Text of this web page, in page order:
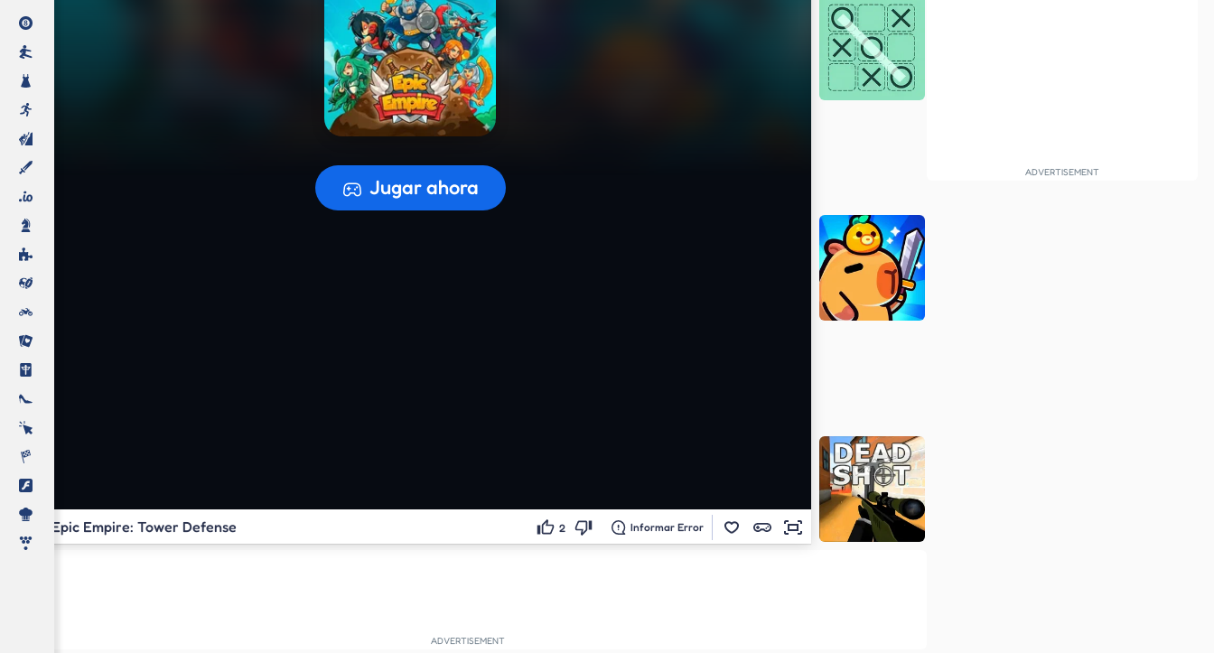
Jugar ahora
Preparando el juego...
Epic Empire: Tower Defense 2 Informar Error